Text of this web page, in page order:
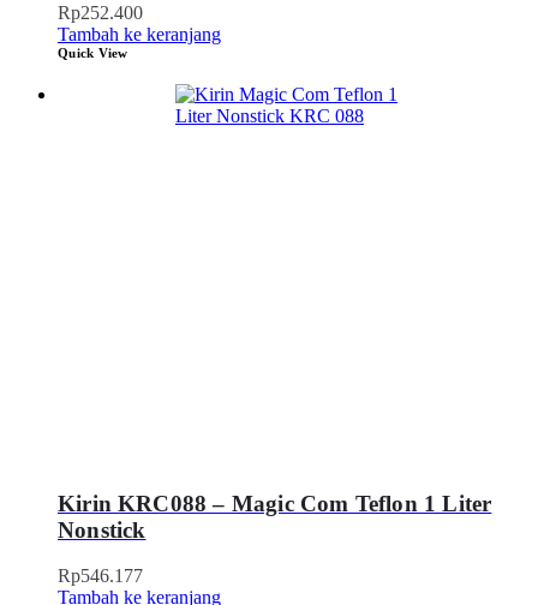
Rp252.400
Tambah ke keranjang
Quick View
Kirin KRC088 – Magic Com Teflon 1 Liter
Nonstick
Rp546.177
Tambah ke keranjang